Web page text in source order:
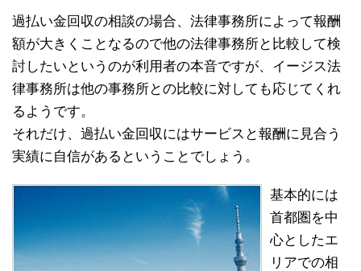
過払い金回収の相談の場合、法律事務所によって報酬
額が大きくことなるので他の法律事務所と比較して検
討したいというのが利用者の本音ですが、イージス法
律事務所は他の事務所との比較に対しても応じてくれ
るようです。
それだけ、過払い金回収にはサービスと報酬に見合う
実績に自信があるということでしょう。
基本的には
首都圏を中
心としたエ
リアでの相